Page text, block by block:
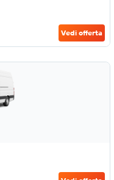
Vedi offerta